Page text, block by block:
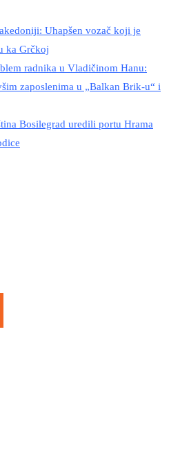
Uhapšen vozač koji je
ka Grčkoj
radnika u Vladičinom Hanu:
zaposlenima u „Balkan Brik-u“ i
Bosilegrad uredili portu Hrama